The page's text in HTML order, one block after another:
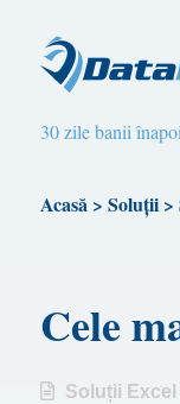
30 zile banii
Acasă> Soluții>
Cele
Soluții Excel